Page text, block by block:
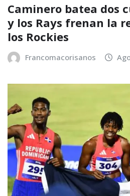
Caminero batea dos
y los Rays frenan la
los Rockies
Francomacorisanos